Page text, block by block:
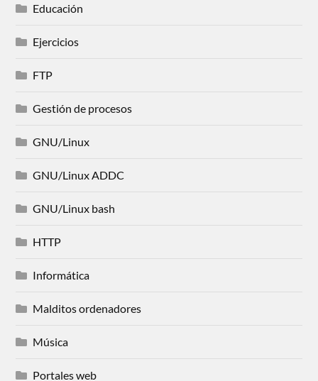
Educación
Ejercicios
FTP
Gestión de procesos
GNU/Linux
GNU/Linux ADDC
GNU/Linux bash
HTTP
Informática
Malditos ordenadores
Música
Portales web